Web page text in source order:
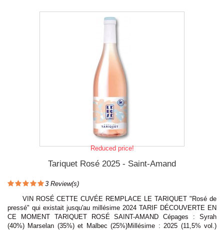
Reduced price!
Tariquet Rosé 2025 - Saint-Amand
3 Review(s)
VIN ROSÉ CETTE CUVÉE REMPLACE LE TARIQUET "Rosé de
pressé" qui existait jusqu'au millésime 2024 TARIF DÉCOUVERTE EN
CE MOMENT TARIQUET ROSÉ SAINT-AMAND Cépages : Syrah
(40%) Marselan (35%) et Malbec (25%)Millésime : 2025 (11,5% vol.)